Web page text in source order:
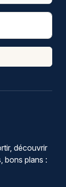
découvrir
bons plans :